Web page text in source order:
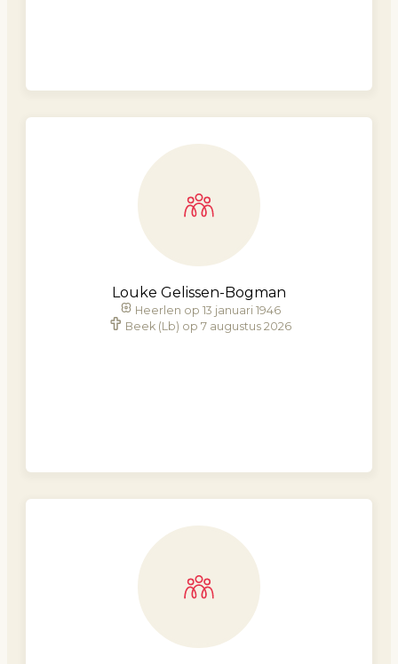
Louke Gelissen-Bogman
Heerlen op 13 januari 1946
Beek (Lb) op 7 augustus 2026